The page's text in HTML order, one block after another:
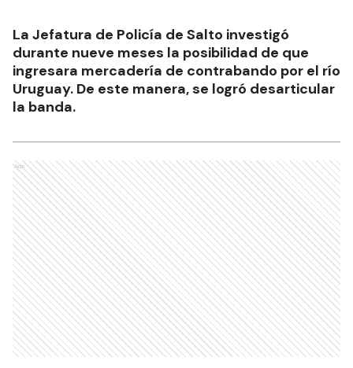
La Jefatura de Policía de Salto investigó
durante nueve meses la posibilidad de que
ingresara mercadería de contrabando por el río
Uruguay. De este manera, se logró desarticular
la banda.
Ads